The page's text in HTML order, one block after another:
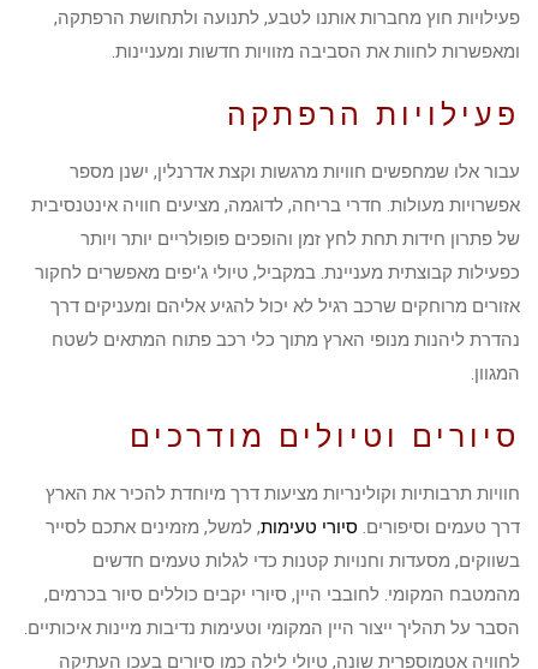
פעילויות חוץ מחברות אותנו לטבע, לתנועה ולתחושת הרפתקה,
ומאפשרות לחוות את הסביבה מזוויות חדשות ומעניינות.
פעילויות הרפתקה
עבור אלו שמחפשים חוויות מרגשות וקצת אדרנלין, ישנן מספר
אפשרויות מעולות. חדרי בריחה, לדוגמה, מציעים חוויה אינטנסיבית
של פתרון חידות תחת לחץ זמן והופכים פופולריים יותר ויותר
כפעילות קבוצתית מעניינת. במקביל, טיולי ג'יפים מאפשרים לחקור
אזורים מרוחקים שרכב רגיל לא יכול להגיע אליהם ומעניקים דרך
נהדרת ליהנות מנופי הארץ מתוך כלי רכב פתוח המתאים לשטח
המגוון.
סיורים וטיולים מודרכים
חוויות תרבותיות וקולינריות מציעות דרך מיוחדת להכיר את הארץ
דרך טעמים וסיפורים. סיורי טעימות, למשל, מזמינים אתכם לסייר
בשווקים, מסעדות וחנויות קטנות כדי לגלות טעמים חדשים
מהמטבח המקומי. לחובבי היין, סיורי יקבים כוללים סיור בכרמים,
הסבר על תהליך ייצור היין המקומי וטעימות נדיבות מיינות איכותיים.
לחוויה אטמוספרית שונה, טיולי לילה כמו סיורים בעכו העתיקה